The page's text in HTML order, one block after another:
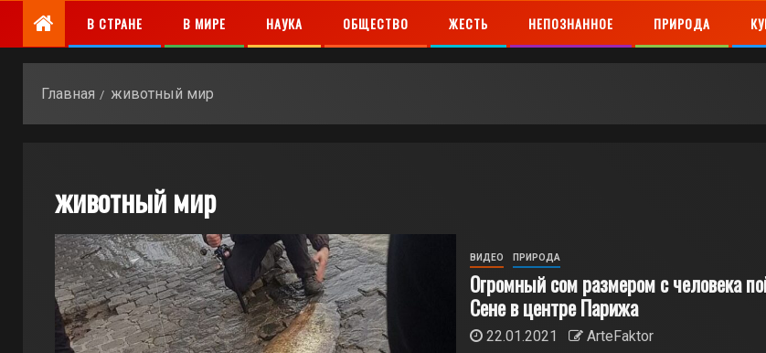
В СТРАНЕ В МИРЕ НАУКА ОБЩЕСТВО ЖЕСТЬ НЕПОЗНАННОЕ ПРИРОДА
Главная животный мир
животный мир
ВИДЕО ПРИРОДА
Огромный сом размером с человека
Сене в центре Парижа
22.01.2021
ArteFaktor